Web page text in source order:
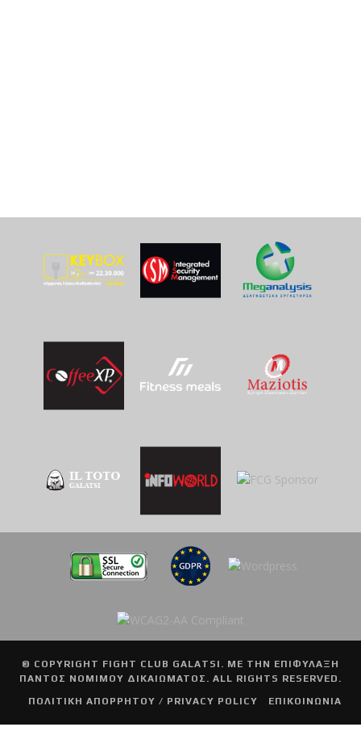
© COPYRIGHT FIGHT CLUB GALATSI
. ΜΕ ΤΗΝ ΕΠΙΦΥΛΑΞΗ
ΠΑΝΤΟΣ ΝΟΜΙΜΟΥ ΔΙΚΑΙΩΜΑΤΟΣ. ALL RIGHTS RESERVED.
ΠΟΛΙΤΙΚΗ ΑΠΟΡΡΗΤΟΥ / PRIVACY POLICY
ΕΠΙΚΟΙΝΩΝΙΑ